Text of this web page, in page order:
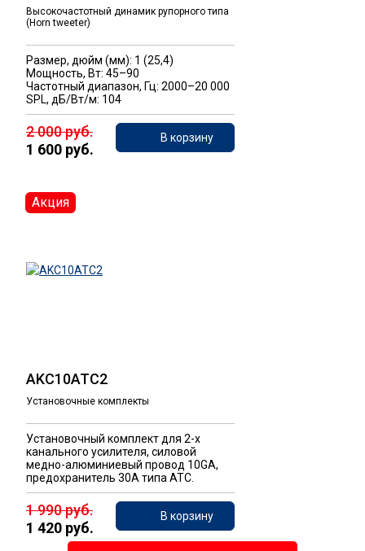
Высокочастотный динамик рупорного типа
(Horn tweeter)
Размер, дюйм (мм): 1 (25,4)
Мощность, Вт: 45–90
Частотный диапазон, Гц: 2000–20 000
SPL, дБ/Вт/м: 104
2 000 руб.
1 600 руб.
В корзину
AKC10ATC2
Установочные комплекты
Установочный комплект для 2-х
канального усилителя, силовой
медно-алюминиевый провод 10GA,
предохранитель 30A типа ATC.
1 990 руб.
1 420 руб.
В корзину
Акция